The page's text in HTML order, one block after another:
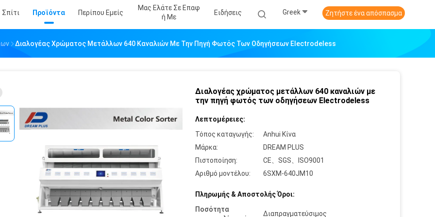
Σπίτι Προϊόντα Περίπου Εμείς
Μας Ελάτε Σε Επαφ
Ή Με
Ειδήσεις Greek Ζητήστε ένα απόσπασμα
Διαλογέας Χρώματος Μετάλλων 640 Καναλιών Με Την Πηγή Φωτός Των Οδηγήσεων Electrodeless
Διαλογέας χρώματος μετάλλων 640 καναλιών με
την πηγή φωτός των οδηγήσεων Electrodeless
Λεπτομέρειες:
Τόπος καταγωγής:
Anhui Κίνα
Μάρκα:
DREAM PLUS
Πιστοποίηση:
CE、SGS、ISO9001
Αριθμό μοντέλου:
6SXM-640JM10
Πληρωμής & Αποστολής Όροι:
Ποσότητα
Διαπραγματεύσιμος